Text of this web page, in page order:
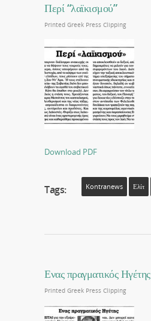
Περί “λαϊκισμού”
Printed Greek Press Clipping
Download PDF
Tags: Kontranews Ελίτ
Ενας πραγματικός Ηγέτης
Printed Greek Press Clipping